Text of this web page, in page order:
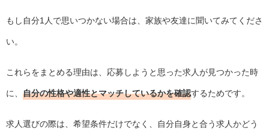
もし自分1人で思いつかない場合は、家族や友達に聞いてみてくださ
い。
これらをまとめる理由は、応募しようと思った求人が見つかった時
に、 自分の性格や適性とマッチしているかを確認するためです。
求人選びの際は、希望条件だけでなく、自分自身と合う求人かどう